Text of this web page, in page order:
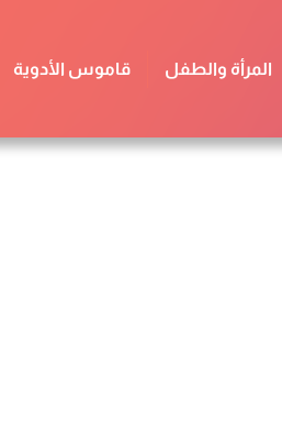
المرأة والطفل قاموس الأدوية